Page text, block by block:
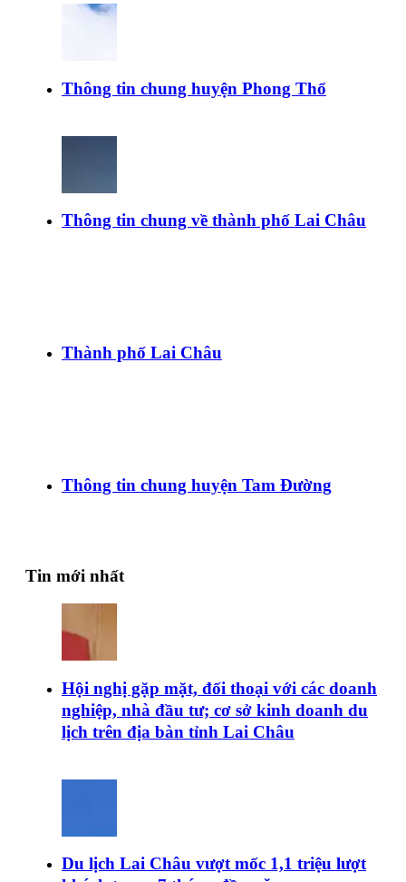
Thông tin chung huyện Phong Thổ
Thông tin chung về thành phố Lai Châu
Thành phố Lai Châu
Thông tin chung huyện Tam Đường
Tin mới nhất
Hội nghị gặp mặt, đối thoại với các doanh
nghiệp, nhà đầu tư; cơ sở kinh doanh du
lịch trên địa bàn tỉnh Lai Châu
Du lịch Lai Châu vượt mốc 1,1 triệu lượt